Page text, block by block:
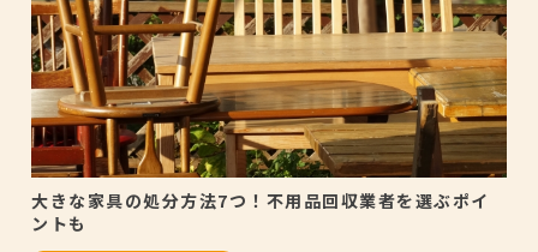
大きな家具の処分方法7つ！不用品回収業者を選ぶポイ
ントも